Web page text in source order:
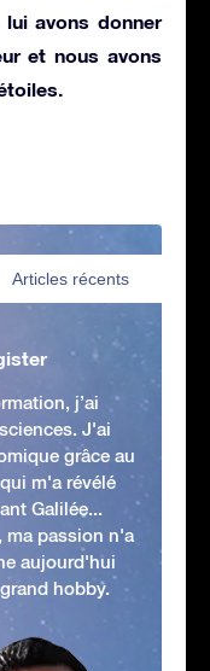
avons donner
et nous avons
Articles récents
j’ai
J'ai
grâce au
m'a révélé
Galilée...
ma passion n'a
aujourd'hui
hobby.